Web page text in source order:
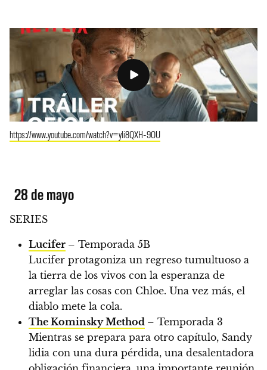
https://www.youtube.com/watch?v=yli8QXH-9OU
28 de mayo
SERIES
Lucifer – Temporada 5B
Lucifer protagoniza un regreso tumultuoso a
la tierra de los vivos con la esperanza de
arreglar las cosas con Chloe. Una vez más, el
diablo mete la cola.
The Kominsky Method – Temporada 3
Mientras se prepara para otro capítulo, Sandy
lidia con una dura pérdida, una desalentadora